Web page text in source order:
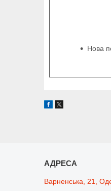
Нова
Варненська, 21,